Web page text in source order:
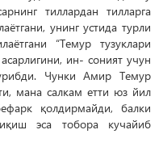
тиллардан тилларга
унинг устида турли
“Темур тузук­лари
ин- соният учун
Чунки Амир Темур
мана салкам етти юз йил
қолдирмайди, балки
эса тобора кучайиб